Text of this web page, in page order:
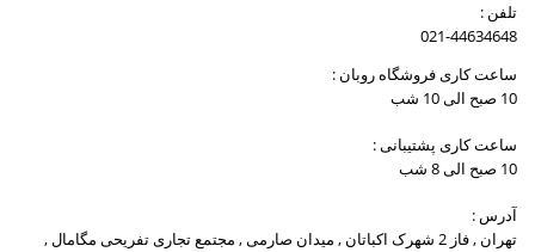
تلفن :
021-44634648
ساعت کاری فروشگاه روبان :
10 صبح الی 10 شب
ساعت کاری پشتیبانی :
10 صبح الی 8 شب
آدرس :
تهران , فاز 2 شهرک اکباتان , میدان صارمی , مجتمع تجاری تفریحی مگامال ,